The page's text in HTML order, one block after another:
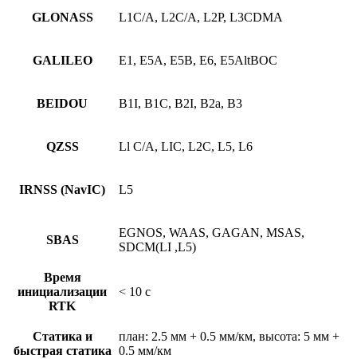
GLONASS L1C/A, L2C/A, L2P, L3CDMA
GALILEO E1, E5A, E5B, E6, E5AltBOC
BEIDOU B1I, B1C, B2I, B2a, B3
QZSS Ll C/A, LIC, L2C, L5, L6
IRNSS (NavIC) L5
SBAS
EGNOS, WAAS, GAGAN, MSAS,
SDCM(LI ,L5)
Время
инициализации
RTK
< 10 с
Статика и
быстрая статика
план: 2.5 мм + 0.5 мм/км, высота: 5 мм +
0.5 мм/км